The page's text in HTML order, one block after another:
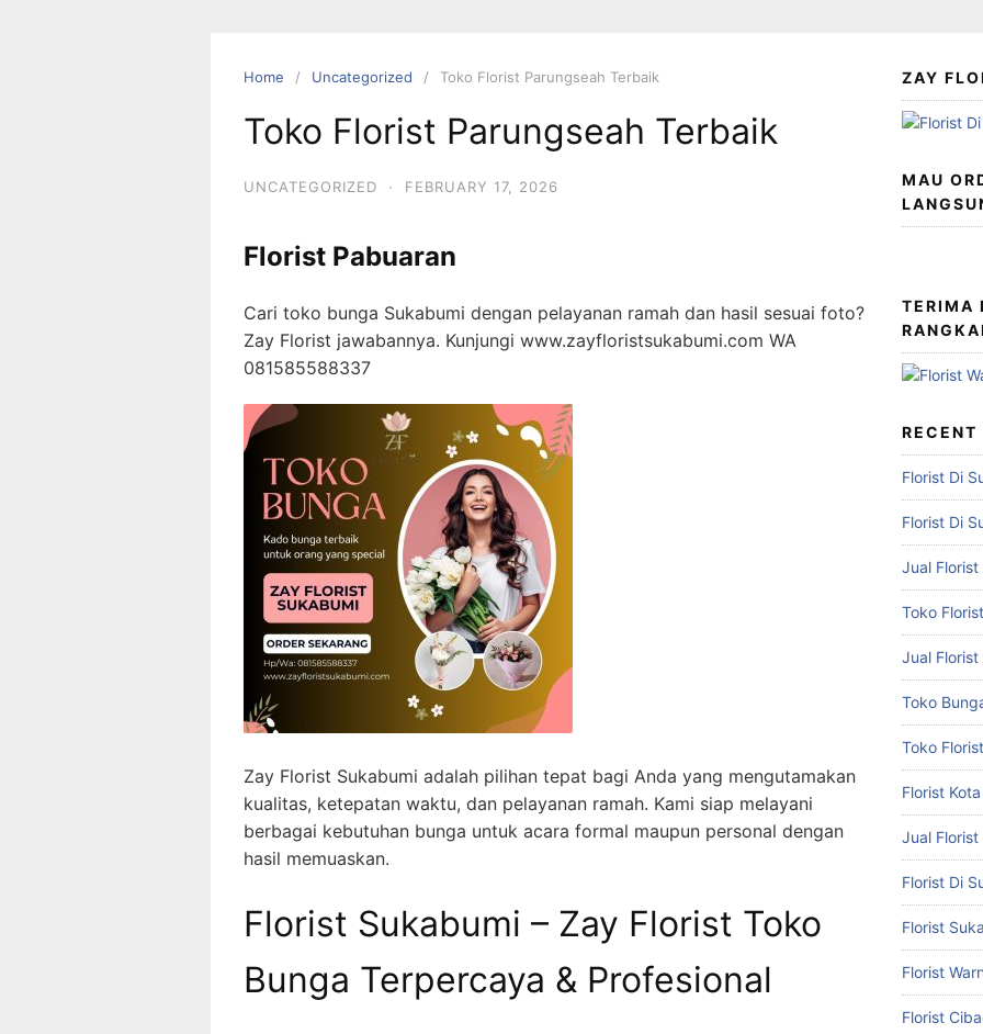
Home Uncategorized Toko Florist Parungseah Terbaik
Toko Florist Parungseah Terbaik
UNCATEGORIZED · FEBRUARY 17, 2026
Florist Pabuaran
Cari toko bunga Sukabumi dengan pelayanan ramah dan hasil sesuai foto?
Zay Florist jawabannya. Kunjungi www.zayfloristsukabumi.com WA
081585588337
Zay Florist Sukabumi adalah pilihan tepat bagi Anda yang mengutamakan
kualitas, ketepatan waktu, dan pelayanan ramah. Kami siap melayani
berbagai kebutuhan bunga untuk acara formal maupun personal dengan
hasil memuaskan.
Florist Sukabumi – Zay Florist Toko
Bunga Terpercaya & Profesional
ZAY
MAU
TERIMA
RECENT
Florist Di
Florist Di
Jual
Toko
Jual
Toko
Toko
Florist
Jual
Florist Di
Florist
Florist
Florist